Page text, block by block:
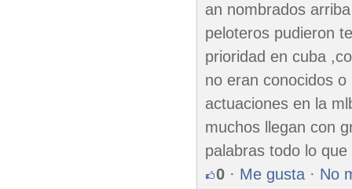
an nombrados
peloteros pudieron
prioridad en cuba
no eran conocidos
actuaciones en la
muchos llegan con
palabras todo lo
0 · Me gusta · No